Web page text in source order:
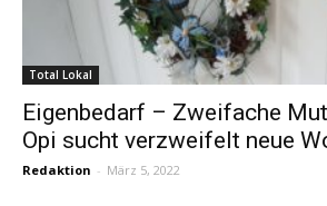
Total Lokal
Eigenbedarf – Zweifache
Opi sucht verzweifelt neue
Redaktion - März 5, 2022